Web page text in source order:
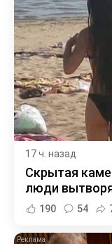
17 ч. назад
Скрытая
люди
190 54